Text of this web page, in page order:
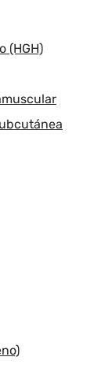
(HGH)